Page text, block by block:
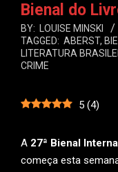
Bienal do
BY: LOUISE MINSKI
TAGGED: ABERST,
LITERATURA
CRIME
5 (4)
A 27ª Bienal
começa esta